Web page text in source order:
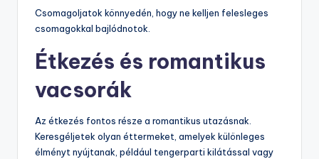
Csomagoljatok könnyedén, hogy ne kelljen felesleges
csomagokkal bajlódnotok.
Étkezés és romantikus
vacsorák
Az étkezés fontos része a romantikus utazásnak.
Keresgéljetek olyan éttermeket, amelyek különleges
élményt nyújtanak, például tengerparti kilátással vagy